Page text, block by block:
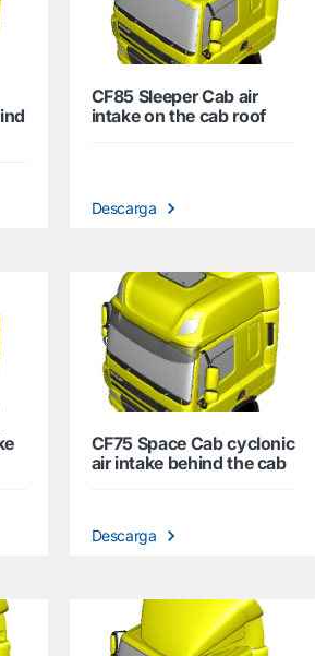
CF85 Sleeper Cab air
intake on the cab roof
Descarga
CF75 Space Cab cyclonic
air intake behind the cab
Descarga